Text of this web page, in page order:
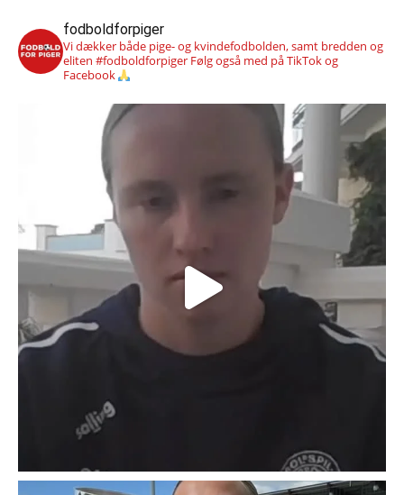
fodboldforpiger
Vi dækker både pige- og kvindefodbolden, samt bredden og
eliten #fodboldforpiger Følg også med på TikTok og
Facebook